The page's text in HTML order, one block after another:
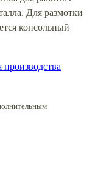
Для размотки
консольный